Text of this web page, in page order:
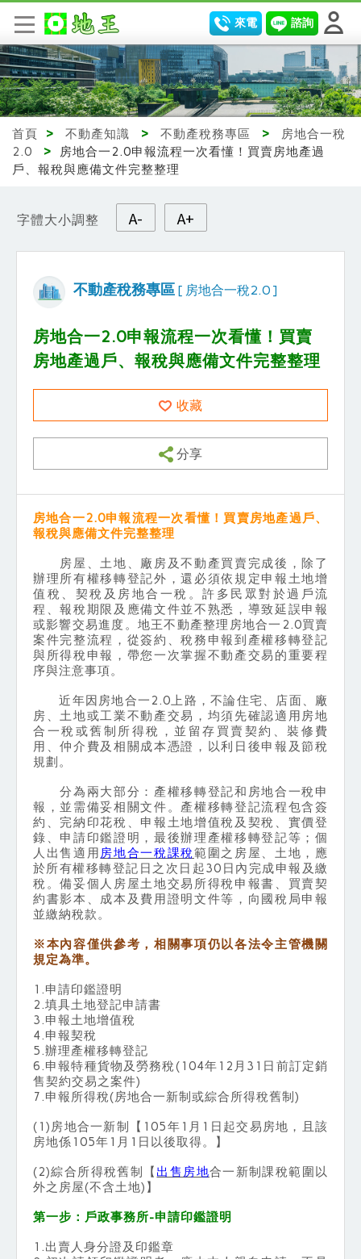
諮詢
來電
首頁 > 不動產知識 > 不動產稅務專區 >
房地合一稅
2.0
>
房地合一2.0申報流程一次看懂！買賣房地產過
戶、報稅與應備文件完整整理
不動產稅務專區 [ 房地合一稅2.0 ]
字體大小調整 A- A+
房地合一2.0申報流程一次看懂！買賣
房地產過戶、報稅與應備文件完整整理
收藏
分享
房地合一2.0申報流程一次看懂！買賣房地產過戶、
報稅與應備文件完整整理
房屋、土地、廠房及不動產買賣完成後，除了
辦理所有權移轉登記外，還必須依規定申報土地增
值稅、契稅及房地合一稅。許多民眾對於過戶流
程、報稅期限及應備文件並不熟悉，導致延誤申報
或影響交易進度。地王不動產整理房地合一2.0買賣
案件完整流程，從簽約、稅務申報到產權移轉登記
與所得稅申報，帶您一次掌握不動產交易的重要程
序與注意事項。
近年因房地合一2.0上路，不論住宅、店面、廠
房、土地或工業不動產交易，均須先確認適用房地
合一稅或舊制所得稅，並留存買賣契約、裝修費
用、仲介費及相關成本憑證，以利日後申報及節稅
規劃。
分為兩大部分：產權移轉登記和房地合一稅申
報，並需備妥相關文件。產權移轉登記流程包含簽
約、完納印花稅、申報土地增值稅及契稅、實價登
錄、申請印鑑證明，最後辦理產權移轉登記等；個
人出售適用 房地合一稅課稅範圍之房屋、土地，應
於所有權移轉登記日之次日起30日內完成申報及繳
稅。備妥個人房屋土地交易所得稅申報書、買賣契
約書影本、成本及費用證明文件等，向國稅局申報
並繳納稅款。
※本內容僅供參考，相關事項仍以各法令主管機關
規定為準。
1.申請印鑑證明
2.填具土地登記申請書
3.申報土地增值稅
4.申報契稅
5.辦理產權移轉登記
6.申報特種貨物及勞務稅(104年12月31日前訂定銷
售契約交易之案件)
7.申報所得稅(房地合一新制或綜合所得稅舊制)
(1)房地合一新制【105年1月1日起交易房地，且該
房地係105年1月1日以後取得。】
(2)綜合所得稅舊制【 出售房地合一新制課稅範圍以
外之房屋(不含土地)】
第一步：戶政事務所-申請印鑑證明
1.出賣人身分證及印鑑章